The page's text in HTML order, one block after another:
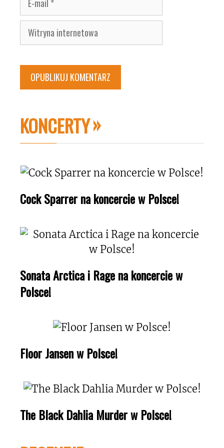
mail
Witryna
internetowa
KONCERTY
Cock Sparrer na koncercie w Polsce!
Sonata Arctica i Rage na koncercie w
Polsce!
Floor Jansen w Polsce!
The Black Dahlia Murder w Polsce!